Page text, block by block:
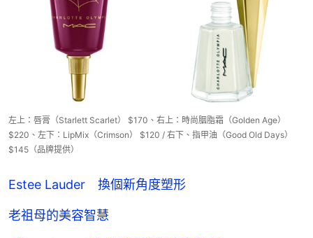
左上：唇膏（Starlett Scarlet） $170、右上：時尚胭脂霜（Golden Age）
$220、左下：LipMix（Crimson） $120 / 右下、指甲油（Good Old Days）
$145（品牌提供）
Estee Lauder 換個新角度塑形
老祖母的美容智慧